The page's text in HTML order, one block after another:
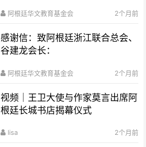
阿根廷华文教育基金会 2个月前
感谢信：致阿根廷浙江联合总会、
谷建龙会长：
阿根廷华文教育基金会 2个月前
视频｜王卫大使与作家莫言出席阿
根廷长城书店揭幕仪式
lisa 2个月前